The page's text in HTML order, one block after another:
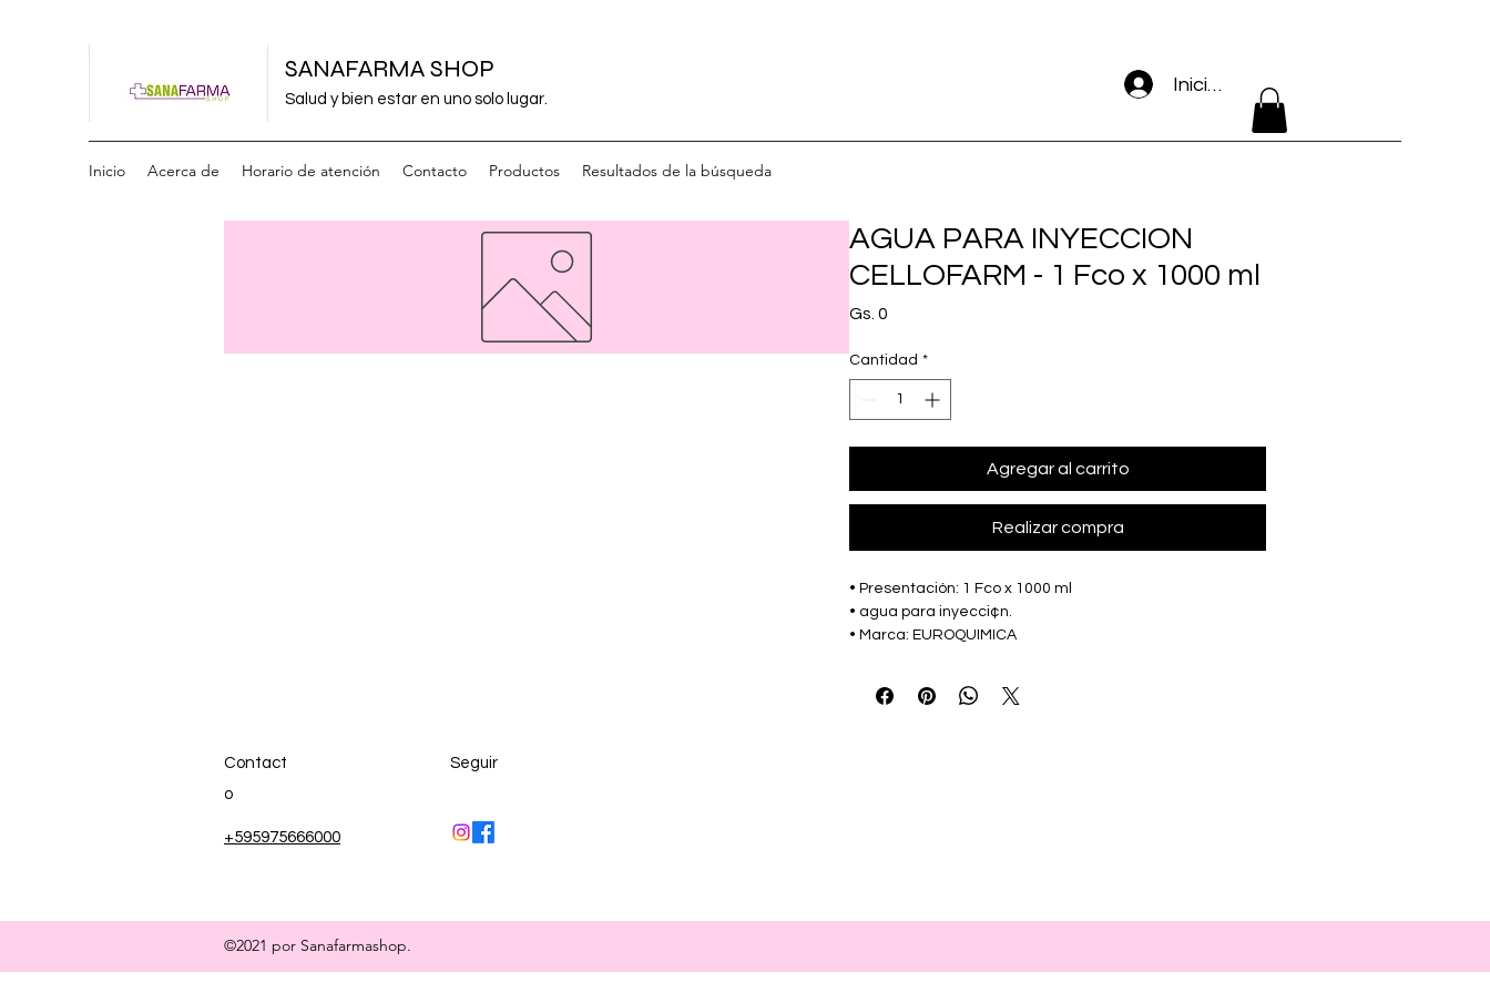
SANAFARMA SHOP
Salud y bien estar en uno solo lugar.
Inicio Acerca de Horario de atención Contacto Productos Resultados de la búsqueda
Iniciar sesión
AGUA PARA INYECCION
CELLOFARM - 1 Fco x 1000 ml
Gs. 0
Cantidad *
Agregar al carrito
Realizar compra
• Presentación: 1 Fco x 1000 ml
• agua para inyecci¢n.
• Marca: EUROQUIMICA
Contact
o
+595975666000
Seguir
©2021 por Sanafarmashop.